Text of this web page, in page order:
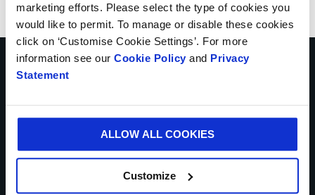
marketing efforts. Please select the type of cookies you
would like to permit. To manage or disable these cookies
click on ‘Customise Cookie Settings’. For more
information see our Cookie Policy and Privacy
Statement
ALLOW ALL COOKIES
Customize
Promluvte si s našimi
odborníky o tom, jak vám
můžeme pomoci vyřešit
vaše obchodní výzvy